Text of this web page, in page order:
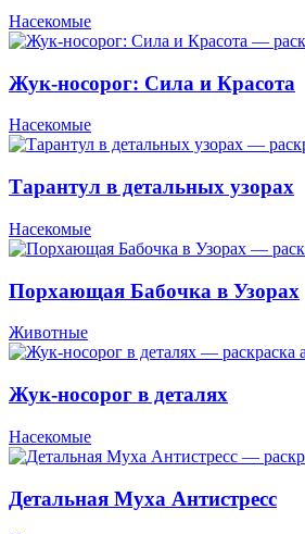
Насекомые
Жук-носорог: Сила и Красота
Насекомые
Тарантул в детальных узорах
Насекомые
Порхающая Бабочка в Узорах
Животные
Жук-носорог в деталях
Насекомые
Детальная Муха Антистресс